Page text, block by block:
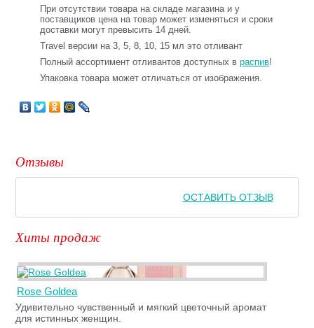
При отсутствии товара на складе магазина и у
поставщиков цена на товар может изменяться и сроки
доставки могут превысить 14 дней.
Travel версии на 3, 5, 8, 10, 15 мл это отливант
Полный ассортимент отливантов доступных враспив!
Упаковка товара может отличаться от изображения.
Отзывы
ОСТАВИТЬ ОТЗЫВ
Хиты продаж
Rose Goldea
Удивительно чувственный и мягкий цветочный аромат
для истинных женщин.